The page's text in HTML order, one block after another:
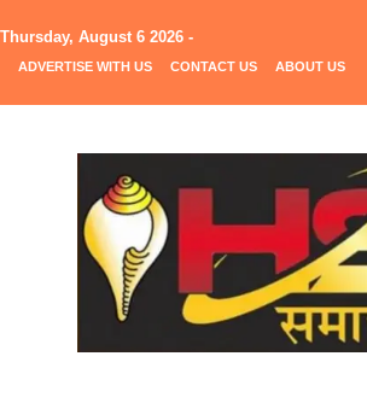
Thursday, August 6 2026 -
ADVERTISE WITH US CONTACT US ABOUT US